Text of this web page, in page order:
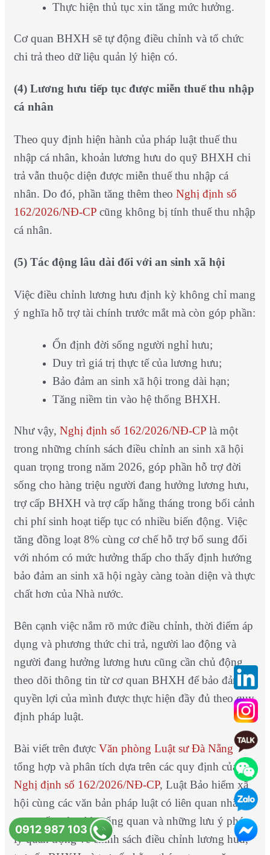
Thực hiện thủ tục xin tăng mức hưởng.
Cơ quan BHXH sẽ tự động điều chỉnh và tổ chức
chi trả theo dữ liệu quản lý hiện có.
(4) Lương hưu tiếp tục được miễn thuế thu nhập
cá nhân
Theo quy định hiện hành của pháp luật thuế thu
nhập cá nhân, khoản lương hưu do quỹ BHXH chi
trả vẫn thuộc diện được miễn thuế thu nhập cá
nhân. Do đó, phần tăng thêm theo Nghị định số
162/2026/NĐ-CP cũng không bị tính thuế thu nhập
cá nhân.
(5) Tác động lâu dài đối với an sinh xã hội
Việc điều chỉnh lương hưu định kỳ không chỉ mang
ý nghĩa hỗ trợ tài chính trước mắt mà còn góp phần:
Ổn định đời sống người nghỉ hưu;
Duy trì giá trị thực tế của lương hưu;
Bảo đảm an sinh xã hội trong dài hạn;
Tăng niềm tin vào hệ thống BHXH.
Như vậy, Nghị định số 162/2026/NĐ-CPlà một
trong những chính sách điều chỉnh an sinh xã hội
quan trọng trong năm 2026, góp phần hỗ trợ đời
sống cho hàng triệu người đang hưởng lương hưu,
trợ cấp BHXH và trợ cấp hằng tháng trong bối cảnh
chi phí sinh hoạt tiếp tục có nhiều biến động. Việc
tăng đồng loạt 8% cùng cơ chế hỗ trợ bổ sung đối
với nhóm có mức hưởng thấp cho thấy định hướng
bảo đảm an sinh xã hội ngày càng toàn diện và thực
chất hơn của Nhà nước.
Bên cạnh việc nắm rõ mức điều chỉnh, thời điểm áp
dụng và phương thức chi trả, người lao động và
người đang hưởng lương hưu cũng cần chủ động
theo dõi thông tin từ cơ quan BHXH để bảo đảm
quyền lợi của mình được thực hiện đầy đủ theo quy
định pháp luật.
Bài viết trên được Văn phòng Luật sư Đà Nẵng
tổng hợp và phân tích dựa trên các quy định của
Nghị định số 162/2026/NĐ-CP, Luật Bảo hiểm xã
hội cùng các văn bản pháp luật có liên quan nhằm
cung cấp góc nhìn tổng quan và những lưu ý pháp
lý quan trọng về chính sách điều chỉnh lương hưu,
0912 987 103